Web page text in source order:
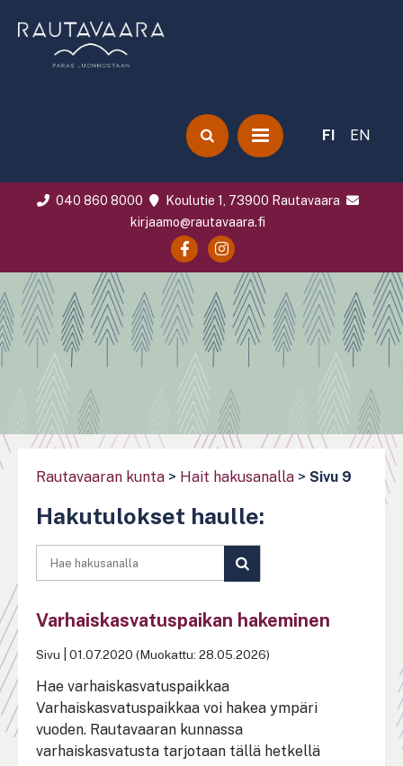
FI EN
040 860 8000
Koulutie 1, 73900 Rautavaara
kirjaamo@rautavaara.fi
Rautavaaran kunta > Hait hakusanalla > Sivu 9
Hakutulokset haulle:
HAKU
Varhaiskasvatuspaikan hakeminen
Sivu 01.07.2020 (Muokattu: 28.05.2026)
Hae varhaiskasvatuspaikkaa
Varhaiskasvatuspaikkaa voi hakea ympäri
vuoden. Rautavaaran kunnassa
varhaiskasvatusta tarjotaan tällä hetkellä